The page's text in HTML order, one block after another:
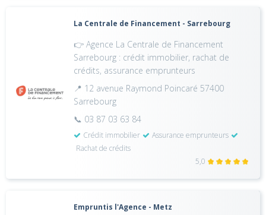
La Centrale de Financement - Sarrebourg
👉 Agence La Centrale de Financement
Sarrebourg : crédit immobilier, rachat de
crédits, assurance emprunteurs
📍 12 avenue Raymond Poincaré 57400
Sarrebourg
📞 03 87 03 63 84
Crédit immobilier
Assurance emprunteurs
Rachat de crédits
5,0
Empruntis l'Agence - Metz